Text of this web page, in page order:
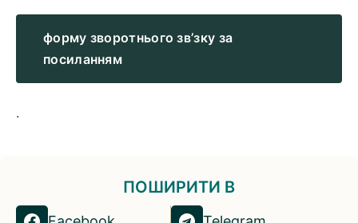
форму зворотнього зв’зку за
посиланням
.
ПОШИРИТИ В